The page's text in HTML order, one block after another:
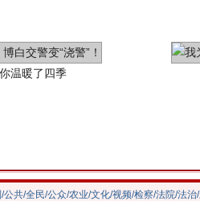
温暖了四季
/公共/全民/公众/农业/文化/视频/检察/法院/法治